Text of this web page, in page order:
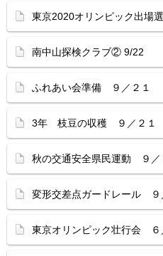
東京2020オリンピック出場
南中山探検クラブ② 9/22
ふれあい会準備 ９／２１
3年 枝豆の収穫 ９／２１
秋の交通安全県民運動 ９／
変形交差点ガードレール ９
東京オリンピック壮行会 ６